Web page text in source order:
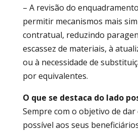
– A revisão do
permitir mecanismos mais
contratual, reduzindo
escassez de materiais, à
ou à necessidade de
por equivalentes.
O que se destaca do lado
Sempre com o objetivo de
possível aos seus